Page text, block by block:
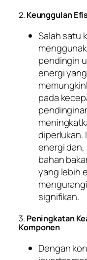
2. Keunggulan
Salah satu
pendingin
energi
pada
diperlukan.
energi
bahan
yang lebih
signifikan.
3. Peningkatan
Komponen
Dengan